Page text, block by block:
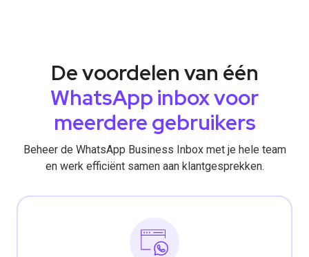
De voordelen van één
WhatsApp inbox voor
meerdere gebruikers
Beheer de WhatsApp Business Inbox met je hele team
en werk efficiënt samen aan klantgesprekken.